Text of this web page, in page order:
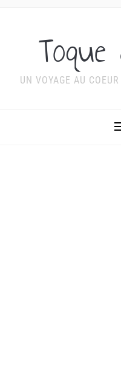
UN VOYAGE AU